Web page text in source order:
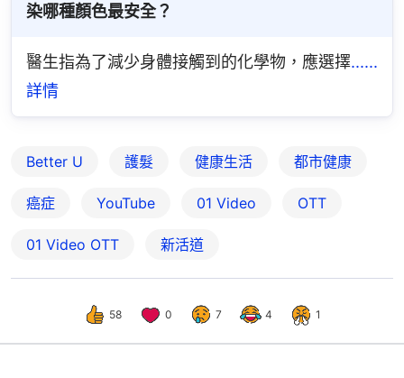
染哪種顏色最安全？
醫生指為了減少身體接觸到的化學物，應選擇......
詳情
Better U 護髮 健康生活 都市健康
癌症 YouTube 01 Video OTT
01‌ ‌Video‌ ‌OTT 新活道
58 0 7 4 1